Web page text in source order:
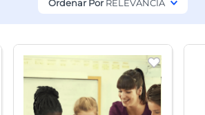
Ordenar Por RELEVANCIA